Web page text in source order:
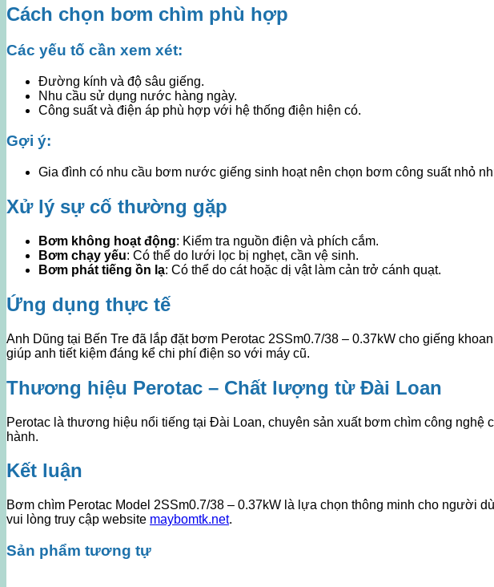
Cách chọn bơm chìm phù hợp
Các yếu tố cần xem xét:
Đường kính và độ sâu giếng.
Nhu cầu sử dụng nước hàng ngày.
Công suất và điện áp phù hợp với hệ thống điện hiện có.
Gợi ý:
Gia đình có nhu cầu bơm nước giếng sinh hoạt nên chọn bơm công suất nhỏ
Xử lý sự cố thường gặp
Bơm không hoạt động: Kiểm tra nguồn điện và phích cắm.
Bơm chạy yếu: Có thể do lưới lọc bị nghẹt, cần vệ sinh.
Bơm phát tiếng ồn lạ: Có thể do cát hoặc dị vật làm cản trở cánh quạt.
Ứng dụng thực tế
Anh Dũng tại Bến Tre đã lắp đặt bơm Perotac 2SSm0.7/38 – 0.37kW cho giếng
giúp anh tiết kiệm đáng kể chi phí điện so với máy cũ.
Thương hiệu Perotac – Chất lượng từ Đài Loan
Perotac là thương hiệu nổi tiếng tại Đài Loan, chuyên sản xuất bơm chìm công
hành.
Kết luận
Bơm chìm Perotac Model 2SSm0.7/38 – 0.37kW là lựa chọn thông minh cho người
vui lòng truy cập website maybomtk.net.
Sản phẩm tương tự